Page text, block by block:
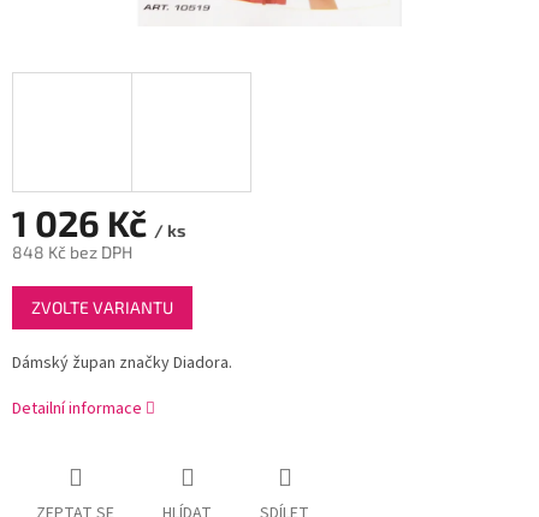
1 026 Kč / ks
848 Kč bez DPH
Měrná
cena:
ZVOLTE VARIANTU
Dámský župan značky Diadora.
Detailní informace